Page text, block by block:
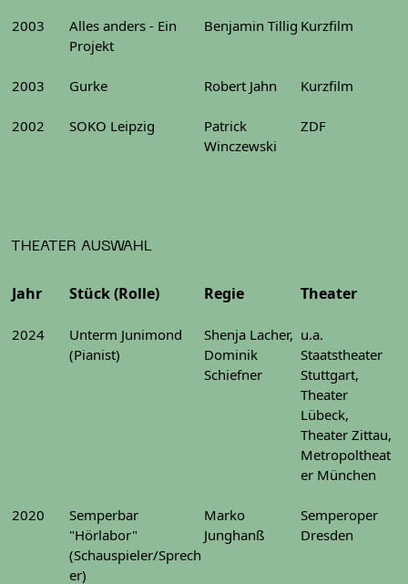
2003
Alles anders - Ein
Projekt
Benjamin Tillig Kurzfilm
2003 Gurke Robert Jahn Kurzfilm
2002 SOKO Leipzig
Patrick
Winczewski
ZDF
THEATER AUSWAHL
Jahr Stück (Rolle) Regie Theater
2024
Unterm Junimond
(Pianist)
Shenja Lacher,
Dominik
Schiefner
u.a.
Staatstheater
Stuttgart,
Theater
Lübeck,
Theater Zittau,
Metropoltheat
er München
2020
Semperbar
"Hörlabor"
(Schauspieler/Sprech
er)
Marko
Junghanß
Semperoper
Dresden